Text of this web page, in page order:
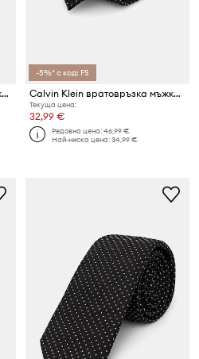
HUGO вратовръзка мъжка от коприна Tie cm 6
-5%* с код: FS
Calvin Klein вратовръзка мъжка с коприна
Текуща цена:
32,99 €
Редовна цена:46,99 €
Най-ниска цена:34,99 €